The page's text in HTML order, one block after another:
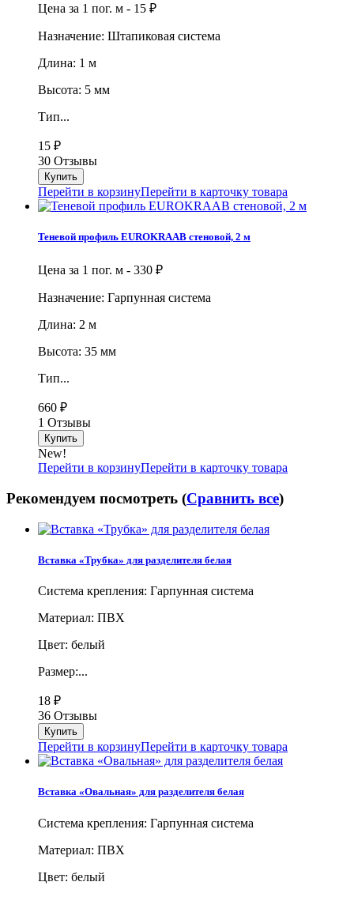
Цена за 1 пог. м - 15 ₽
Назначение: Штапиковая система
Длина: 1 м
Высота: 5 мм
Тип...
15 ₽
30 Отзывы
Перейти в корзинуПерейти в карточку товара
Теневой профиль EUROKRAAB стеновой, 2 м
Цена за 1 пог. м - 330 ₽
Назначение: Гарпунная система
Длина: 2 м
Высота: 35 мм
Тип...
660 ₽
1 Отзывы
New!
Перейти в корзинуПерейти в карточку товара
Рекомендуем посмотреть (Сравнить все)
Вставка «Трубка» для разделителя белая
Система крепления: Гарпунная система
Материал: ПВХ
Цвет: белый
Размер:...
18 ₽
36 Отзывы
Перейти в корзинуПерейти в карточку товара
Вставка «Овальная» для разделителя белая
Система крепления: Гарпунная система
Материал: ПВХ
Цвет: белый